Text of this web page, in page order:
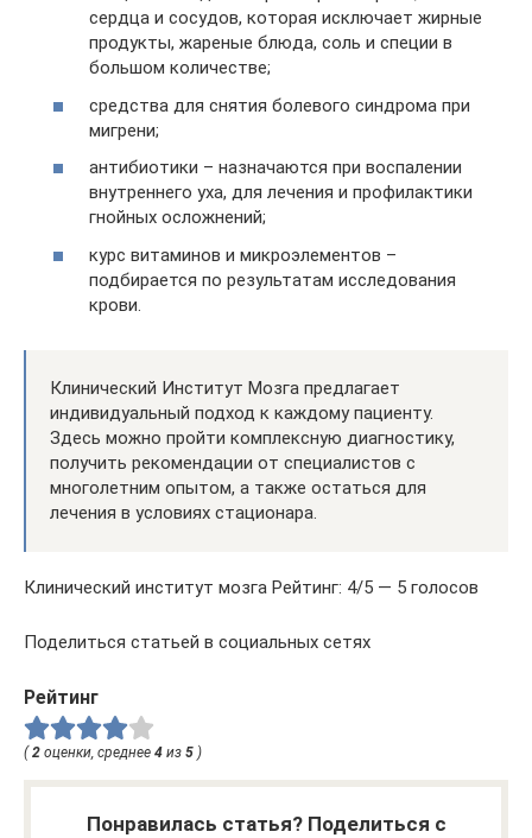
сердца и сосудов, которая исключает жирные
продукты, жареные блюда, соль и специи в
большом количестве;
средства для снятия болевого синдрома при
мигрени;
антибиотики – назначаются при воспалении
внутреннего уха, для лечения и профилактики
гнойных осложнений;
курс витаминов и микроэлементов –
подбирается по результатам исследования
крови.
Клинический Институт Мозга предлагает
индивидуальный подход к каждому пациенту.
Здесь можно пройти комплексную диагностику,
получить рекомендации от специалистов с
многолетним опытом, а также остаться для
лечения в условиях стационара.
Клинический институт мозга Рейтинг: 4/5 — 5 голосов
Поделиться статьей в социальных сетях
Рейтинг
( 2 оценки, среднее 4 из 5 )
Понравилась статья? Поделиться с